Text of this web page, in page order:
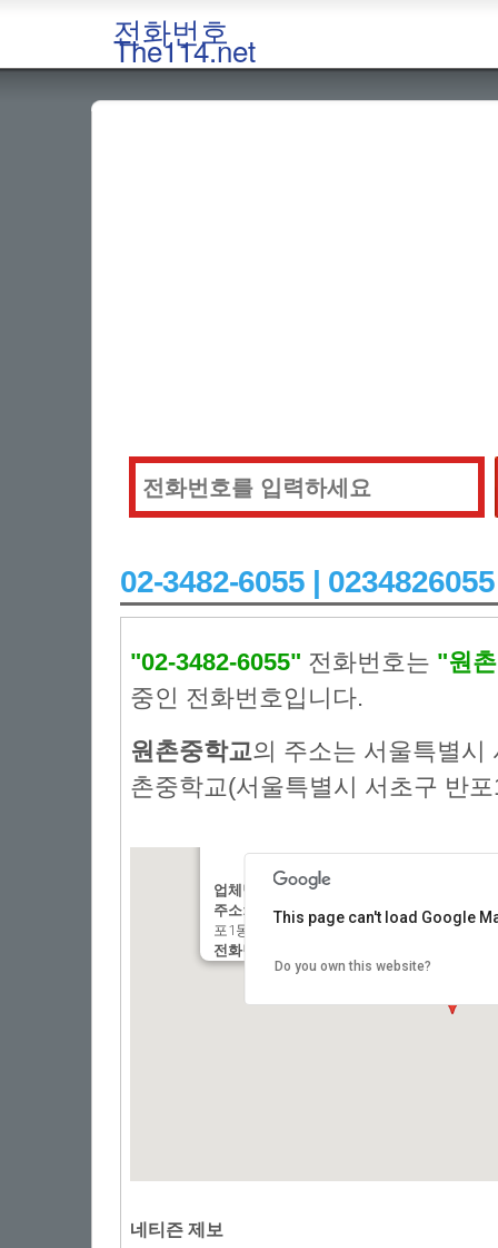
전화번호
The114.net
02-3482-6055 |
"02-3482-6055" 전화번호는 "원
중인 전화번호입니다.
원촌중학교의 주소는 서울특별시
촌중학교(서울특별시 서초구 반
업체명:
:원촌중학교
주소:
: 서울특별시 서초구 사평대로45길 10
포1동 22)
전화번호:
This page can't load Google
Do you own this website?
네티즌 제보